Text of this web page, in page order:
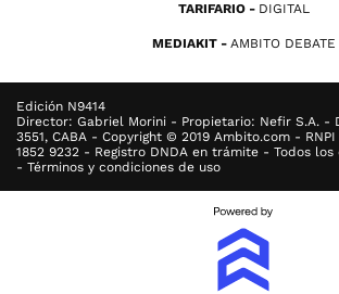
TARIFARIO DIGITAL
MEDIAKIT AMBITO DEBATE
Edición N9414
Director: Gabriel Morini - Propietario: Nefir S.A. -
3551, CABA - Copyright © 2019 Ambito.com -
1852 9232 - Registro DNDA en trámite - Todos
- Términos y condiciones de uso